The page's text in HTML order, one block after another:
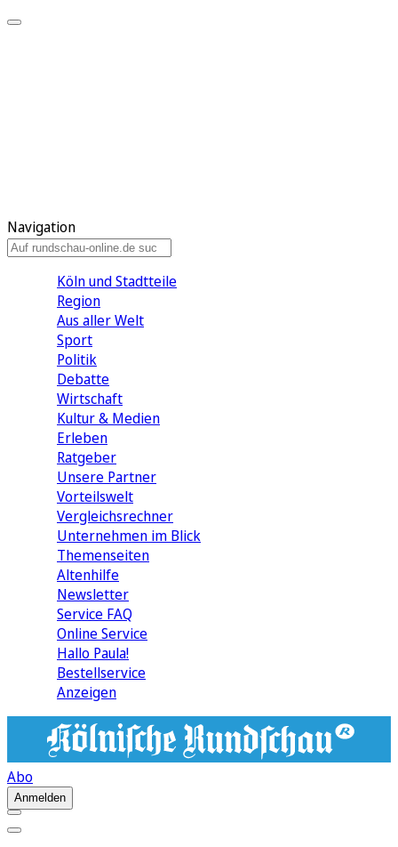
Navigation
Köln und Stadtteile
Region
Aus aller Welt
Sport
Politik
Debatte
Wirtschaft
Kultur & Medien
Erleben
Ratgeber
Unsere Partner
Vorteilswelt
Vergleichsrechner
Unternehmen im Blick
Themenseiten
Altenhilfe
Newsletter
Service FAQ
Online Service
Hallo Paula!
Bestellservice
Anzeigen
Abo
Anmelden